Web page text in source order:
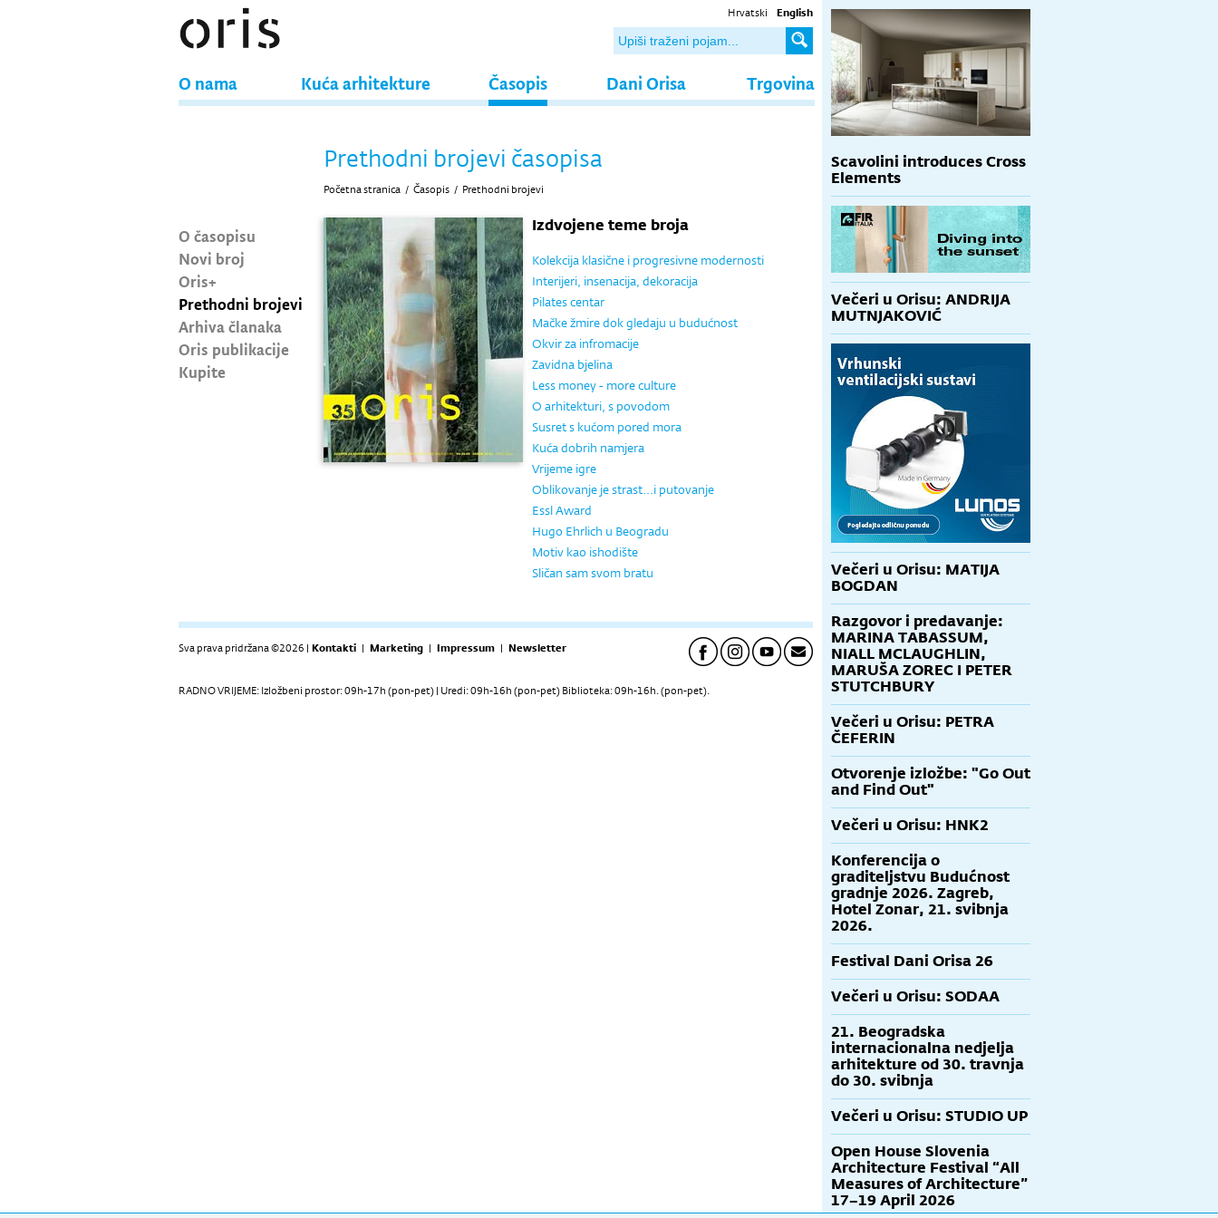
Hrvatski English
O nama Kuća arhitekture Časopis Dani Orisa Trgovina
O časopisu
Novi broj
Oris+
Prethodni brojevi
Arhiva članaka
Oris publikacije
Kupite
Prethodni brojevi časopisa
Početna stranica / Časopis / Prethodni brojevi
Izdvojene teme broja
Kolekcija klasične i progresivne modernosti
Interijeri, insenacija, dekoracija
Pilates centar
Mačke žmire dok gledaju u budućnost
Okvir za infromacije
Zavidna bjelina
Less money - more culture
O arhitekturi, s povodom
Susret s kućom pored mora
Kuća dobrih namjera
Vrijeme igre
Oblikovanje je strast...i putovanje
Essl Award
Hugo Ehrlich u Beogradu
Motiv kao ishodište
Sličan sam svom bratu
Sva prava pridržana ©2026 | Kontakti | Marketing | Impressum | Newsletter
RADNO VRIJEME: Izložbeni prostor: 09h-17h (pon-pet) | Uredi: 09h-16h (pon-pet) Biblioteka: 09h-16h. (pon-pet).
Scavolini introduces Cross
Elements
Večeri u Orisu: ANDRIJA
MUTNJAKOVIĆ
Večeri u Orisu: MATIJA
BOGDAN
Razgovor i predavanje:
MARINA TABASSUM,
NIALL MCLAUGHLIN,
MARUŠA ZOREC I PETER
STUTCHBURY
Večeri u Orisu: PETRA
ČEFERIN
Otvorenje izložbe: "Go Out
and Find Out"
Večeri u Orisu: HNK2
Konferencija o
graditeljstvu Budućnost
gradnje 2026. Zagreb,
Hotel Zonar, 21. svibnja
2026.
Festival Dani Orisa 26
Večeri u Orisu: SODAA
21. Beogradska
internacionalna nedjelja
arhitekture od 30. travnja
do 30. svibnja
Večeri u Orisu: STUDIO UP
Open House Slovenia
Architecture Festival “All
Measures of Architecture”
17–19 April 2026